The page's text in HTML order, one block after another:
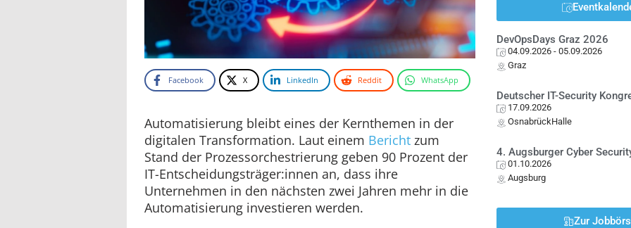
Facebook X LinkedIn Reddit WhatsApp
Automatisierung bleibt eines der Kernthemen in der
digitalen Transformation. Laut einem Bericht zum
Stand der Prozessorchestrierung geben 90 Prozent der
IT-Entscheidungsträger:innen an, dass ihre
Unternehmen in den nächsten zwei Jahren mehr in die
Automatisierung investieren werden.
DevOpsDays Graz 2026
04.09.2026 - 05.09.2026
Graz
Deutscher IT-Security
17.09.2026
OsnabrückHalle
4. Augsburger Cyber
01.10.2026
Augsburg
Zur